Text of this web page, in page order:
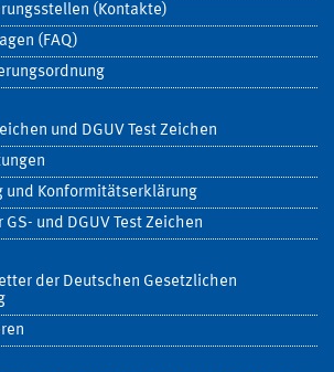
(Kontakte)
(FAQ)
und DGUV Test Zeichen
und Konformitätserklärung
und DGUV Test Zeichen
der Deutschen Gesetzlichen